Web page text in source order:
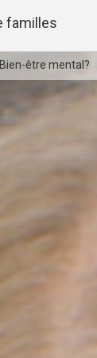
familles
être mental?